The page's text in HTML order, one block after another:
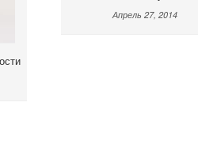
Апрель 27, 2014